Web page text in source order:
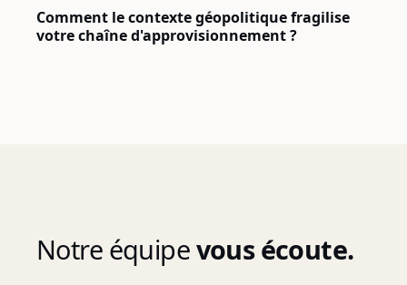
Comment le contexte géopolitique fragilise
votre chaîne d'approvisionnement ?
Notre équipevous écoute.